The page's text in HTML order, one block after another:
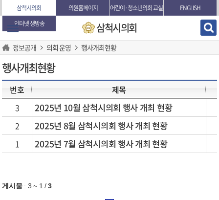
본문바로가기
삼척시의회 의원홈페이지 어린이·청소년의회 교실
ENGLISH
인터넷 생방송
삼척시의회
정보공개 의회 운영 행사개최현황
행사개최현황
번호
제목
3
2025년 10월 삼척시의회 행사 개최 현황
2
2025년 8월 삼척시의회 행사 개최 현황
1
2025년 7월 삼척시의회 행사 개최 현황
게시물: 3 ~ 1 /3